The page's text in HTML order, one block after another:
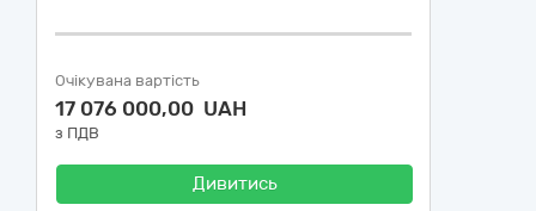
Очікувана вартість
17 076 000,00 UAH
з ПДВ
Дивитись